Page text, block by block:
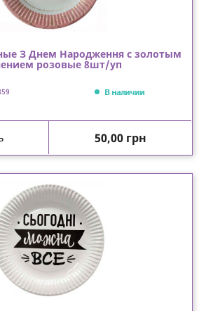
З Днем Народження с золотым
розовые 8шт/уп
В наличии
Цена
50,00 грн